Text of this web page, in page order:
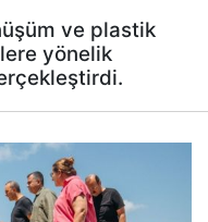
ve plastik
yönelik